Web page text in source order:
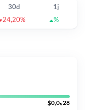
30d
1j
24,20% %
$0,0₅28